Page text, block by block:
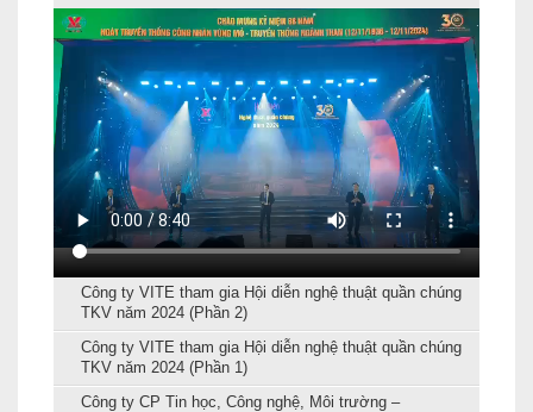
Công ty VITE tham gia Hội diễn nghệ thuật quần chúng
TKV năm 2024 (Phần 2)
Công ty VITE tham gia Hội diễn nghệ thuật quần chúng
TKV năm 2024 (Phần 1)
Công ty CP Tin học, Công nghệ, Môi trường –